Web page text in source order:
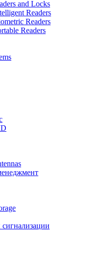
and Locks
Readers
Readers
Readers